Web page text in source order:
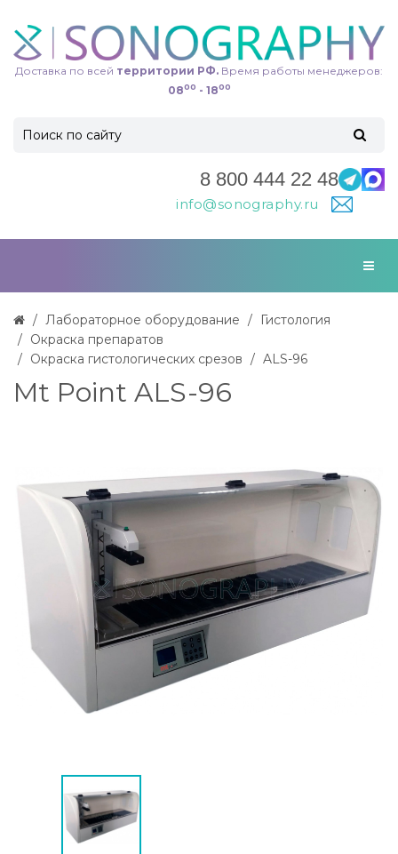
Доставка по всей территории РФ. Время работы менеджеров:
0800 - 1800
8 800 444 22 48
info@sonography.ru
Лабораторное оборудование
Гистология
Окраска препаратов
Окраска гистологических срезов
ALS-96
Mt Point ALS-96